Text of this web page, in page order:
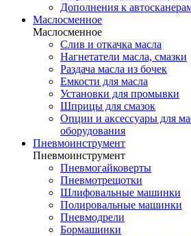
Дополнения к
Маслосменное
Маслосменное
Слив и откачка масла
Нагнетатели масла, смазки
Раздача масла из бочек
Емкости для масла
Установки для промывки
Шприцы для смазок
Опции и аксессуары для
оборудования
Пневмоинструмент
Пневмоинструмент
Пневмогайковерты
Пневмотрещотки
Шлифовальные машинки
Полировальные машинки
Пневмодрели
Бормашинки